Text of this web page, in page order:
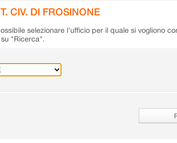
CIV. DI FROSINONE
selezionare l'ufficio per il quale si vogliono
"Ricerca".